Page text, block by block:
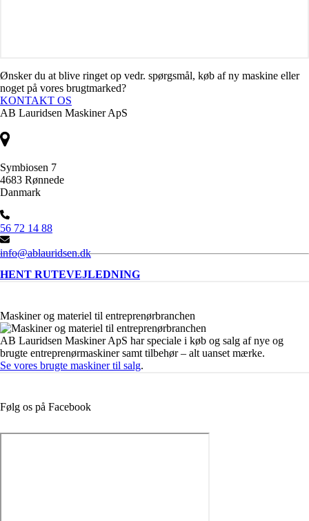
Ønsker du at blive ringet op vedr. spørgsmål, køb af ny maskine eller
noget på vores brugtmarked?
KONTAKT OS
AB Lauridsen Maskiner ApS
Symbiosen 7
4683 Rønnede
Danmark
56 72 14 88
info@ablauridsen.dk
HENT RUTEVEJLEDNING
Maskiner og materiel til entreprenørbranchen
AB Lauridsen Maskiner ApS har speciale i køb og salg af nye og
brugte entreprenørmaskiner samt tilbehør – alt uanset mærke.
Se vores brugte maskiner til salg.
Følg os på Facebook